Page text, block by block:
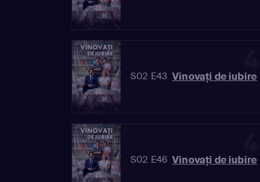
S02 E43 Vinovaţi de iubire
S02 E46 Vinovaţi de iubire